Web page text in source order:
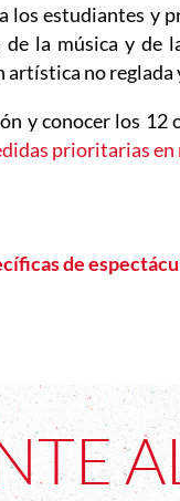
los estudiantes y
la música y de
no
y conocer los
prioritarias en
de